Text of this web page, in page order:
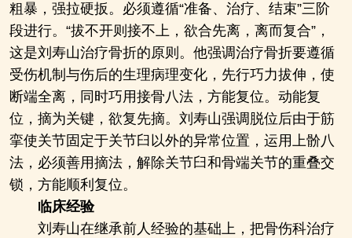
粗暴，强拉硬扳。必须遵循“准备、治疗、结束”三阶
段进行。“拔不开则接不上，欲合先离，离而复合”，
这是刘寿山治疗骨折的原则。他强调治疗骨折要遵循
受伤机制与伤后的生理病理变化，先行巧力拔伸，使
断端全离，同时巧用接骨八法，方能复位。动能复
位，摘为关键，欲复先摘。刘寿山强调脱位后由于筋
挛使关节固定于关节臼以外的异常位置，运用上骱八
法，必须善用摘法，解除关节臼和骨端关节的重叠交
锁，方能顺利复位。
临床经验
刘寿山在继承前人经验的基础上，把骨伤科治疗